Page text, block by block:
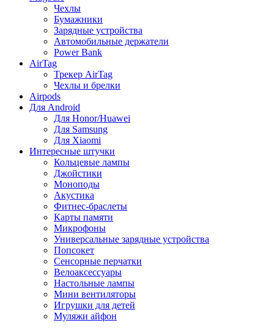
Чехлы
Бумажники
Зарядные устройства
Автомобильные держатели
Power Bank
AirTag
Трекер AirTag
Чехлы и брелки
Airpods
Для Android
Для Honor/Huawei
Для Samsung
Для Xiaomi
Интересные штучки
Кольцевые лампы
Джойстики
Моноподы
Акустика
Фитнес-браслеты
Карты памяти
Микрофоны
Универсальные зарядные устройства
Попсокет
Сенсорные перчатки
Велоаксессуары
Настольные лампы
Мини вентиляторы
Игрушки для детей
Муляжи айфон